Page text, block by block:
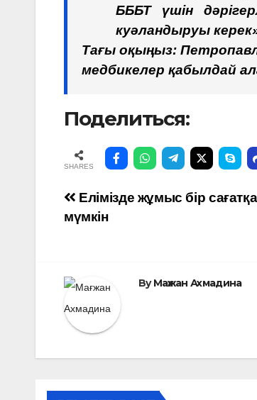
БББТ үшін
куәландыруы
Тағы оқыңыз:
медбикелер қабылдай
Поделиться:
SHARES
Навигация
по
Елімізде жұмыс бір
мүмкін
ByМағжан Ахмадина